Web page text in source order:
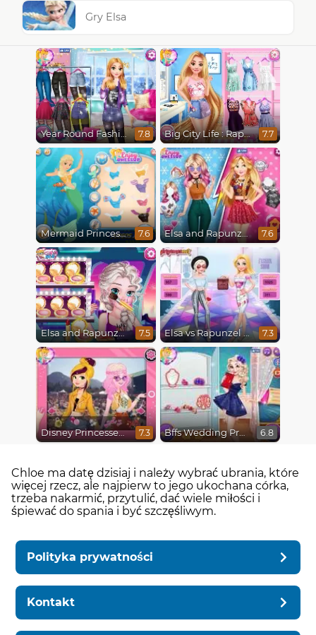
Gry Elsa
Year Round Fashionista Rapunzel 7.8 Big City Life : Rapunzel 7.7
Mermaid Princesses 7.6 Elsa and Rapunzel Princess Rivalry 7.6
Elsa and Rapunzel Future Fashion 7.5 Elsa vs Rapunzel Fashion Game 7.3
Disney Princesses : Boho vs Edgy 7.3 Bffs Wedding Prep 6.8
Chloe ma datę dzisiaj i należy wybrać ubrania, które
więcej rzecz, ale najpierw to jego ukochana córka,
trzeba nakarmić, przytulić, dać wiele miłości i
śpiewać do spania i być szczęśliwym.
Polityka prywatności
Kontakt